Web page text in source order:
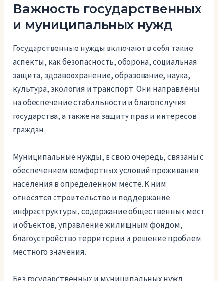
Важность государственных
и муниципальных нужд
Государственные нужды включают в себя такие
аспекты, как безопасность, оборона, социальная
защита, здравоохранение, образование, наука,
культура, экология и транспорт. Они направлены
на обеспечение стабильности и благополучия
государства, а также на защиту прав и интересов
граждан.
Муниципальные нужды, в свою очередь, связаны с
обеспечением комфортных условий проживания
населения в определенном месте. К ним
относятся строительство и поддержание
инфраструктуры, содержание общественных мест
и объектов, управление жилищным фондом,
благоустройство территории и решение проблем
местного значения.
Без государственных и муниципальных нужд